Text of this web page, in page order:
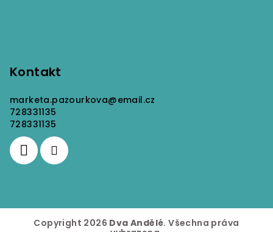
Kontakt
marketa.pazourkova@email.cz
728331135
728331135
Copyright 2026 Dva Andělé. Všechna práva